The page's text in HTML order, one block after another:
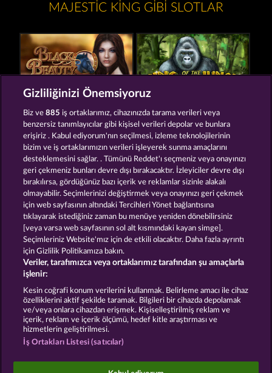
MAJESTIC KING GIBI SLOTLAR
Night Wolves Cutie Cat
Hüküm ve Koşullar Gizlilik Beyanı Künye
Şirket SSS Ortaklık programı Facebook
İptal talebini gönder
Sosyal casino oyunları sadece eğlence amaçlıdır ve
Gizliliğinizi Önemsiyoruz
Biz ve885 iş ortaklarımız, cihazınızda tarama verileri veya
benzersiz tanımlayıcılar gibi kişisel verileri depolar ve bunlara
erişiriz . Kabul ediyorum'nın seçilmesi, izleme teknolojilerinin
bizim ve iş ortaklarımızın verileri işleyerek sunma amaçlarını
desteklemesini sağlar. . Tümünü Reddet'ı seçmeniz veya onayınızı
geri çekmeniz bunları devre dışı bırakacaktır. İzleyiciler devre dışı
bırakılırsa, gördüğünüz bazı içerik ve reklamlar sizinle alakalı
olmayabilir. Seçimlerinizi değiştirmek veya onayınızı geri çekmek
için web sayfasının altındaki Tercihleri Yönet bağlantısına
tıklayarak istediğiniz zaman bu menüye yeniden dönebilirsiniz
[veya varsa web sayfasının sol alt kısmındaki kayan simge].
Seçimleriniz Website'mız için de etkili olacaktır. Daha fazla ayrıntı
için Gizlilik Politikamıza bakın.
Veriler, tarafımızca veya ortaklarımız tarafından şu amaçlarla
işlenir:
Kesin coğrafi konum verilerini kullanmak. Belirleme amacı ile cihaz
özelliklerini aktif şekilde taramak. Bilgileri bir cihazda depolamak
ve/veya onlara cihazdan erişmek. Kişiselleştirilmiş reklam ve
içerik, reklam ve içerik ölçümü, hedef kitle araştırması ve
hizmetlerin geliştirilmesi.
İş Ortakları Listesi (satıcılar)